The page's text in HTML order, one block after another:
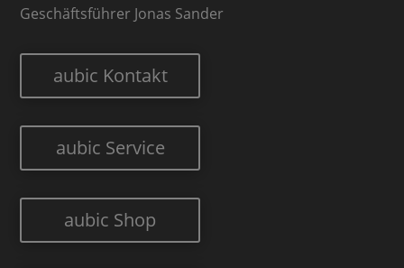
Geschäftsführer Jonas Sander
aubic Kontakt
aubic Service
aubic Shop